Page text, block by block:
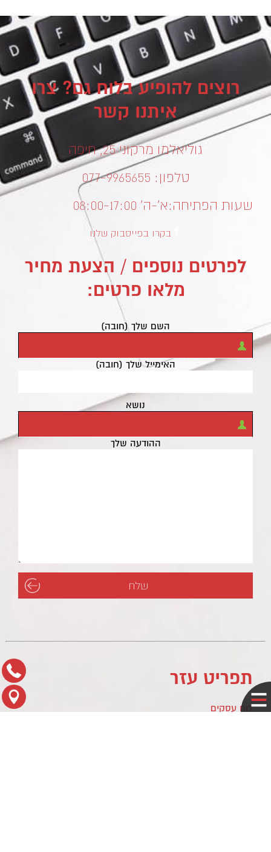
רוצים להופיע בלוח גם? צרו
איתנו קשר
גוליאלמו מרקוני 25, חיפה
טלפון: 077-9965655
שעות הפתיחה:א’-ה’ 08:00-17:00
בקרו בפייסבוק שלנו
לפרטים נוספים / הצעת מחיר
מלאו פרטים:
השם שלך (חובה)
האימייל שלך (חובה)
נושא
ההודעה שלך
תפריט עזר
לוח עסקים